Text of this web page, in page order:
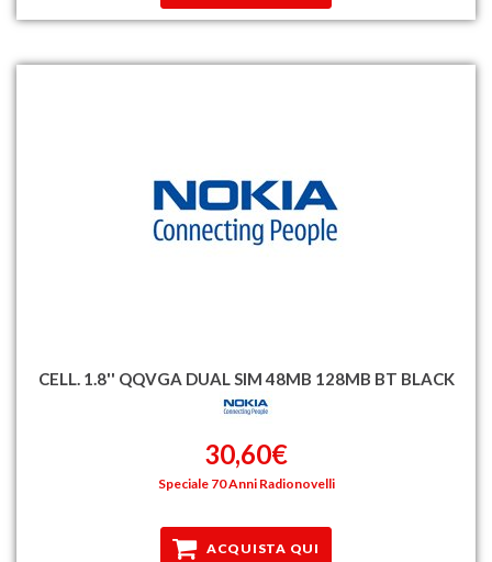
CELL. 1.8'' QQVGA DUAL SIM 48MB 128MB BT BLACK
30,60€
Speciale 70 Anni Radionovelli
ACQUISTA QUI